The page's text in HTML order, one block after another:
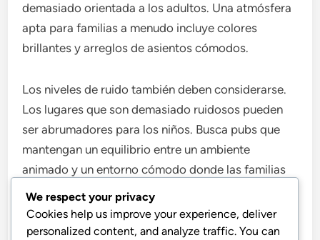
demasiado orientada a los adultos. Una atmósfera
apta para familias a menudo incluye colores
brillantes y arreglos de asientos cómodos.
Los niveles de ruido también deben considerarse.
Los lugares que son demasiado ruidosos pueden
ser abrumadores para los niños. Busca pubs que
mantengan un equilibrio entre un ambiente
animado y un entorno cómodo donde las familias
puedan conversar fácilmente.
Finalmente, lee reseñas y evalúa la reputación del
We respect your privacy
Cookies help us improve your experience, deliver
personalized content, and analyze traffic. You can